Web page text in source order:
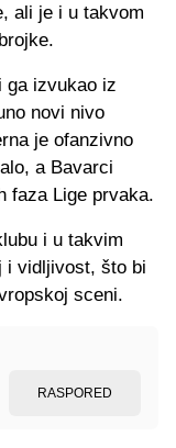
ali je i u takvom
ga izvukao iz
novi nivo
je ofanzivno
a Bavarci
faza Lige prvaka.
i u takvim
i vidljivost, što bi
sceni.
RASPORED